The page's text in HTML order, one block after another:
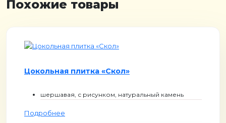
Похожие товары
Цокольная плитка «Скол»
шершавая, с рисунком, натуральный камень
Подробнее